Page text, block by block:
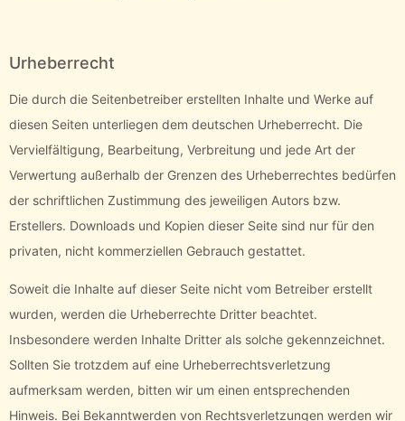
Urheberrecht
Die durch die Seitenbetreiber erstellten Inhalte und Werke auf
diesen Seiten unterliegen dem deutschen Urheberrecht. Die
Vervielfältigung, Bearbeitung, Verbreitung und jede Art der
Verwertung außerhalb der Grenzen des Urheberrechtes bedürfen
der schriftlichen Zustimmung des jeweiligen Autors bzw.
Erstellers. Downloads und Kopien dieser Seite sind nur für den
privaten, nicht kommerziellen Gebrauch gestattet.
Soweit die Inhalte auf dieser Seite nicht vom Betreiber erstellt
wurden, werden die Urheberrechte Dritter beachtet.
Insbesondere werden Inhalte Dritter als solche gekennzeichnet.
Sollten Sie trotzdem auf eine Urheberrechtsverletzung
aufmerksam werden, bitten wir um einen entsprechenden
Hinweis. Bei Bekanntwerden von Rechtsverletzungen werden wir